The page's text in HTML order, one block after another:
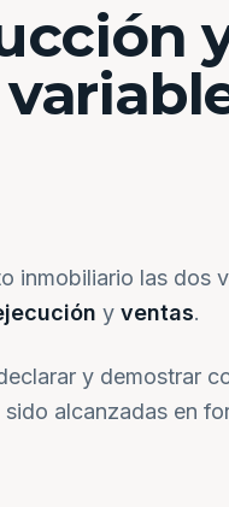
inmobiliario las dos
y ventas.
y demostrar
alcanzadas en